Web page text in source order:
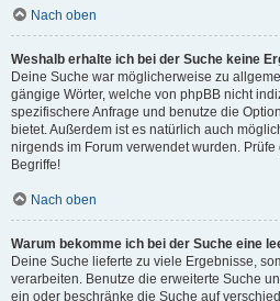
Nach oben
Weshalb erhalte ich bei der Suche keine
Deine Suche war möglicherweise zu
gängige Wörter, welche von phpBB nicht
spezifischere Anfrage und benutze die
bietet. Außerdem ist es natürlich auch
nirgends im Forum verwendet wurden.
Begriffe!
Nach oben
Warum bekomme ich bei der Suche eine
Deine Suche lieferte zu viele Ergebnisse,
verarbeiten. Benutze die erweiterte Suche
ein oder beschränke die Suche auf